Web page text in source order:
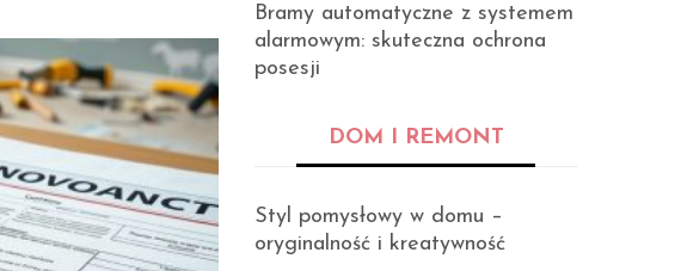
Bramy automatyczne z systemem
alarmowym: skuteczna ochrona
posesji
DOM I REMONT
Styl pomysłowy w domu –
oryginalność i kreatywność